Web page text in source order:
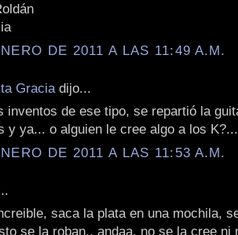
DE 2011 A LAS 11:49 A.M.
Gracia dijo...
inventos de ese tipo, se repartió la
y ya... o alguien le cree algo a los K?...
DE 2011 A LAS 11:53 A.M.
saca la plata en una mochila,
se la roban.. andaa, no se la cree ni